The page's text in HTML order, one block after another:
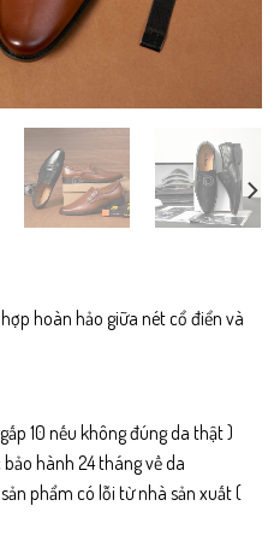
hợp hoàn hảo giữa nét cổ điển và
10 nếu không đúng da thật )
hành 24 tháng về da
phẩm có lỗi từ nhà sản xuất (